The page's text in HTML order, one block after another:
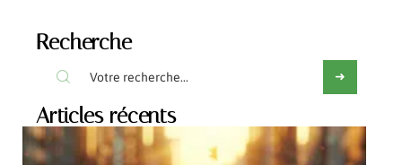
Recherche
Articles récents